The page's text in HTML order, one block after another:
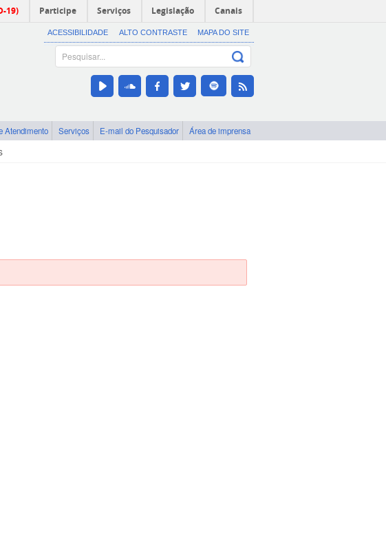
19) Participe Serviços Legislação Canais
ACESSIBILIDADE ALTO CONTRASTE MAPA DO SITE
Atendimento Serviços E-mail do Pesquisador Área de imprensa